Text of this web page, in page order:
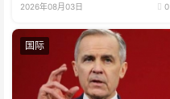
2026年08月03日 0
国际